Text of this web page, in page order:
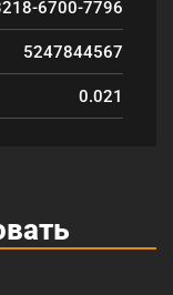
6700-7796
5247844567
0.021